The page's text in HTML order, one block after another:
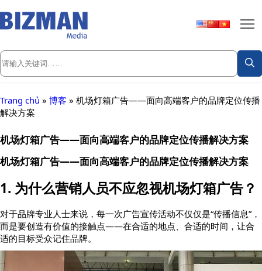
Trang chủ » 博客 » 机场灯箱广告——面向高端客户的品牌定位传播
解决方案
机场灯箱广告——面向高端客户的品牌定位传播解决方案
机场灯箱广告——面向高端客户的品牌定位传播解决方案
1. 为什么营销人员不应忽视机场灯箱广告？
对于品牌专业人士来说，每一次广告宣传活动不仅仅是“传播信息”，
而是要创造有价值的接触点——在合适的地点、合适的时间，让合
适的目标受众记住品牌。